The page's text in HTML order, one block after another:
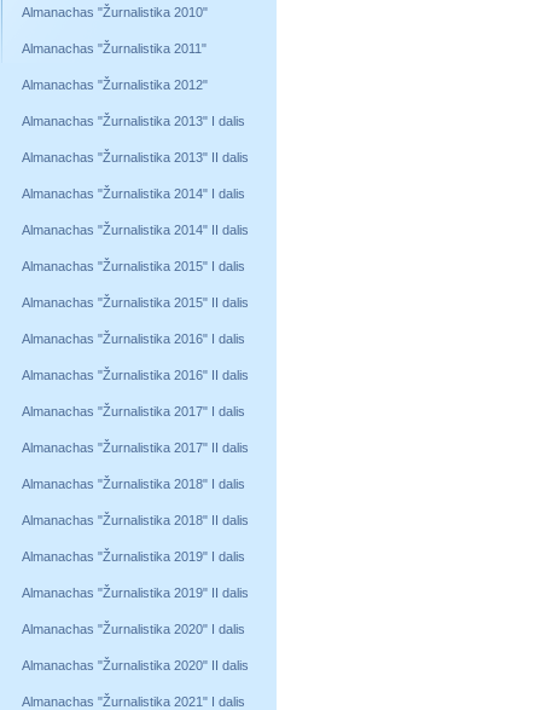
Almanachas "Žurnalistika 2010"
Almanachas "Žurnalistika 2011"
Almanachas "Žurnalistika 2012"
Almanachas "Žurnalistika 2013" I dalis
Almanachas "Žurnalistika 2013" II dalis
Almanachas "Žurnalistika 2014" I dalis
Almanachas "Žurnalistika 2014" II dalis
Almanachas "Žurnalistika 2015" I dalis
Almanachas "Žurnalistika 2015" II dalis
Almanachas "Žurnalistika 2016" I dalis
Almanachas "Žurnalistika 2016" II dalis
Almanachas "Žurnalistika 2017" I dalis
Almanachas "Žurnalistika 2017" II dalis
Almanachas "Žurnalistika 2018" I dalis
Almanachas "Žurnalistika 2018" II dalis
Almanachas "Žurnalistika 2019" I dalis
Almanachas "Žurnalistika 2019" II dalis
Almanachas "Žurnalistika 2020" I dalis
Almanachas "Žurnalistika 2020" II dalis
Almanachas "Žurnalistika 2021" I dalis